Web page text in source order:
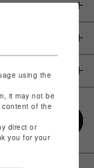
using the
it may not be
content of the
direct or
you for your